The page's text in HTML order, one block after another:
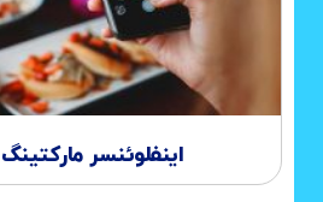
اینفلوئنسر